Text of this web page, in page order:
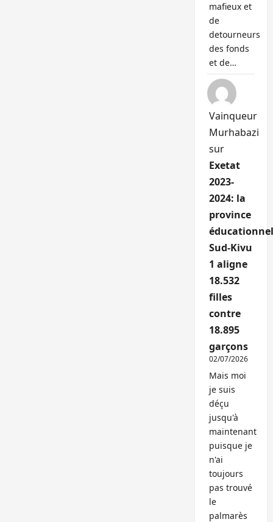
mafieux et
de
detourneurs
des fonds
et de…
Vainqueur
Murhabazi
sur
Exetat
2023-
2024: la
province
Sud-Kivu
1 aligne
18.532
filles
contre
18.895
garçons
02/07/2026
Mais moi
je suis
déçu
jusqu'à
maintenant
puisque je
n'ai
toujours
pas trouvé
le
palmarès